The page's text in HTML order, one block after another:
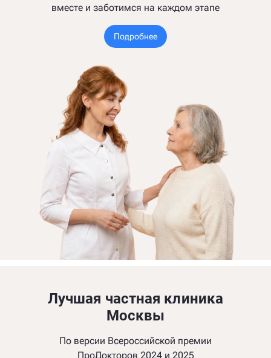
вместе и заботимся на каждом этапе
Подробнее
Лучшая частная клиника
Москвы
По версии Всероссийской премии
ПроДокторов 2024 и 2025